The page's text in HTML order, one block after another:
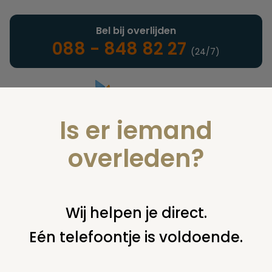
Landelijke uitvaartonderneming
Bel bij overlijden
088 - 848 82 27 (24/7)
U bent hier: home juridisch overige verzekeringen wie is
rechthebbende uitvaartverzekering
Is er iemand
overleden?
Wij helpen je direct.
Eén telefoontje is voldoende.